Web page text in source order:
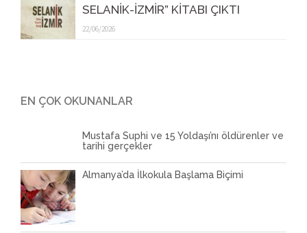
SELANİK-İZMİR” KİTABI ÇIKTI
22/06/2026
EN ÇOK OKUNANLAR
Mustafa Suphi ve 15 Yoldaşı’nı öldürenler ve
tarihi gerçekler
Almanya’da İlkokula Başlama Biçimi